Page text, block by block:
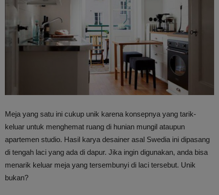
Meja yang satu ini cukup unik karena konsepnya yang tarik-
keluar untuk menghemat ruang di hunian mungil ataupun
apartemen studio. Hasil karya desainer asal Swedia ini dipasang
di tengah laci yang ada di dapur. Jika ingin digunakan, anda bisa
menarik keluar meja yang tersembunyi di laci tersebut. Unik
bukan?